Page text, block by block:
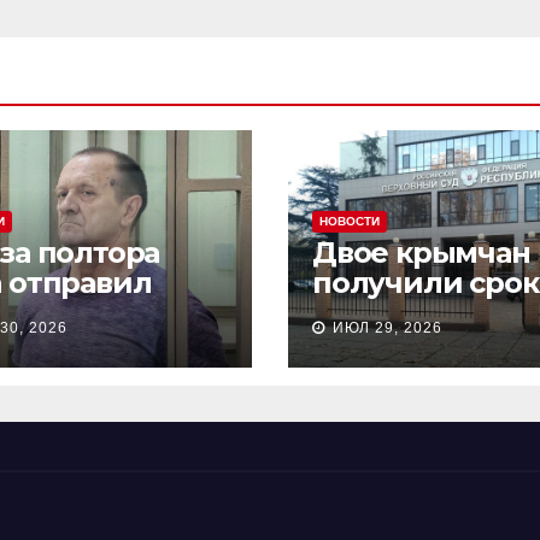
полтора
отправил
из
в
на 18 лет
2026
НОВОСТИ
Двое крымчан
получили
то, что
СВО»
ИЮЛ 29, 2026